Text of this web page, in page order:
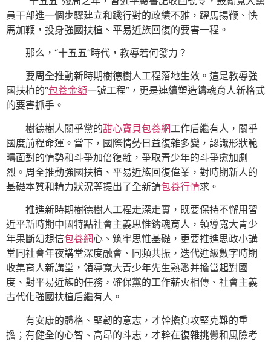
員干部進一個步驟建立和踐行對的政績不雅，躍馬揚鞭、快
馬加鞭，投身強國扶植、平易近族回復的要害一程。
那么，“十五五”時代，教導若何發力？
要周全推動新時期樹德樹人工程落地生效。這是教導強
國扶植的“包養金額一號工程”，更是連續塑造鑄魂育人新格式
的要害抓手。
樹德樹人關乎黨的甜心寶貝包養網工作后繼有人，關乎
國度前程命運。當下，國際情勢日益復雜多變，認識形狀範
疇面對的情勢和斗爭加倍復雜，爭取青少年的斗爭愈加劇
烈。周全推動強國扶植、平易近族回復偉業，對時期新人的
基礎本質和精力狀況等提出了全新請包養行情求。
推進新時期樹德樹人工程走深走實，既要保持不懈用習
近平新時期中國特點社會主義思惟鑄魂育人，領導寬大青少
年果斷幻想信包養網心、筑牢思惟基礎，更要推進思政小講
堂同社會年夜講堂深度融會、同頻共振，迭代進級數字時期
收集育人新講堂，領導寬大青少年先生熟悉并擔當起對國
度、對平易近族的任務，確保黨的工作薪火相傳、社會主義
古代化強國扶植后繼有人。
有安康的體格、堅韌的意志，才幹擔負攻堅克難的重
擔；有健全的心智、高昂的斗志，才幹在復雜挑釁和風險考